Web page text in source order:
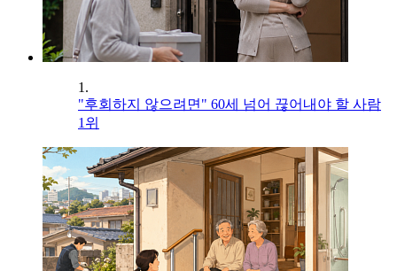
1.
"후회하지 않으려면" 60세 넘어 끊어내야 할 사람
1위